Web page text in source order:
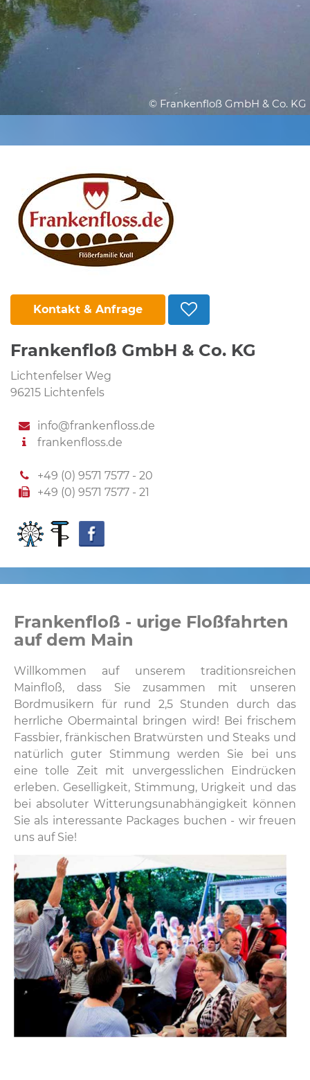
© Frankenfloß GmbH & Co. KG
Kontakt & Anfrage
Frankenfloß GmbH & Co. KG
Lichtenfelser Weg
96215 Lichtenfels
info@frankenfloss.de
frankenfloss.de
+49 (0) 9571 7577 - 20
+49 (0) 9571 7577 - 21
Frankenfloß - urige Floßfahrten
auf dem Main
Willkommen auf unserem traditionsreichen
Mainfloß, dass Sie zusammen mit unseren
Bordmusikern für rund 2,5 Stunden durch das
herrliche Obermaintal bringen wird! Bei frischem
Fassbier, fränkischen Bratwürsten und Steaks und
natürlich guter Stimmung werden Sie bei uns
eine tolle Zeit mit unvergesslichen Eindrücken
erleben. Geselligkeit, Stimmung, Urigkeit und das
bei absoluter Witterungsunabhängigkeit können
Sie als interessante Packages buchen - wir freuen
uns auf Sie!